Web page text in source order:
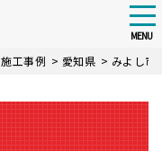
MENU
施工事例 > 愛知県 > みよし市